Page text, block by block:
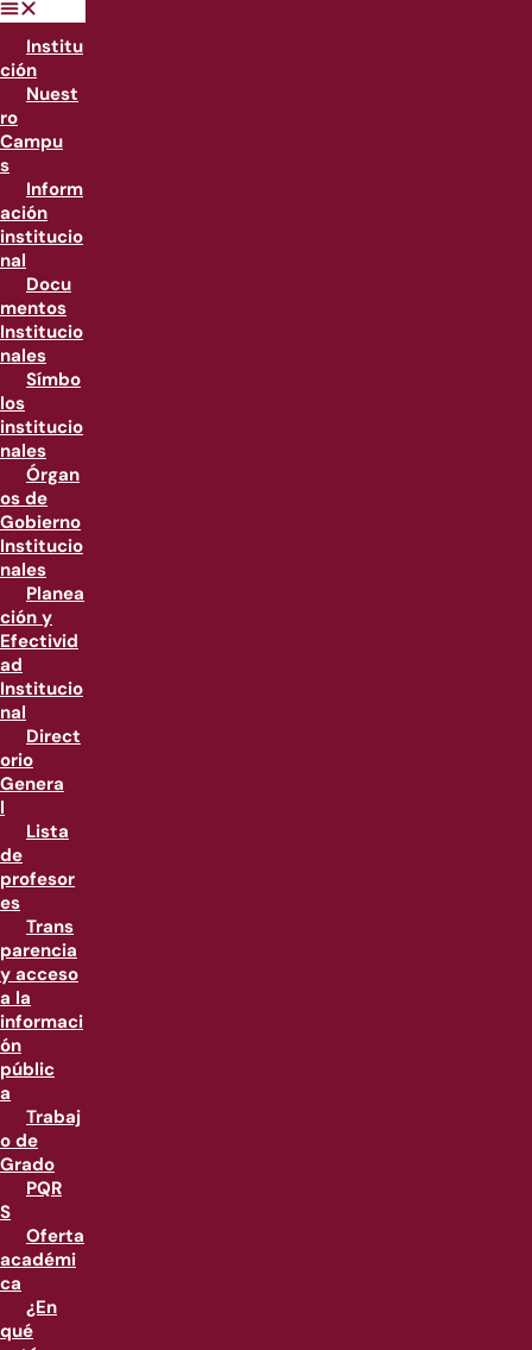
Institu
ción
Nuest
ro
Campu
s
Inform
ación
institucio
nal
Docu
mentos
Institucio
nales
Símbo
los
institucio
nales
Órgan
os de
Gobierno
Institucio
nales
Planea
ción y
Efectivid
ad
Institucio
nal
Direct
orio
Genera
l
Lista
de
profesor
es
Trans
parencia
y acceso
a la
informaci
ón
públic
a
Trabaj
o de
Grado
PQR
S
Oferta
académi
ca
¿En
qué